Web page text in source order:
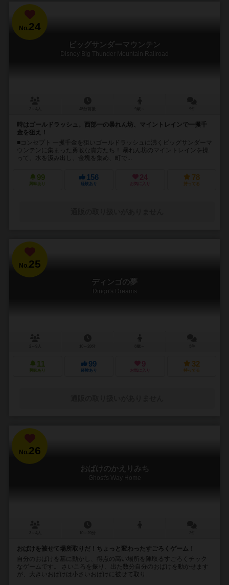
No.24
ビッグサンダーマウンテン
Disney Big Thunder Mountain Railroad
時はゴールドラッシュ。西部一の暴れん坊、マイントレインで一攫千
金を狙え！
■コンセプト 一攫千金を狙いゴールドラッシュに沸くビッグサンダーマ
ウンテンに集まった勇敢な貴方たち！ 暴れん坊のマイントレインを操
って、水を汲み出し、金塊を集め、町で...
99
興味あり
156
経験あり
24
お気に入り
78
持ってる
No.25
ディンゴの夢
Dingo's Dreams
11
興味あり
99
経験あり
9
お気に入り
32
持ってる
No.26
おばけのかえりみち
Ghost's Way Home
おばけを被せて場所取りだ！ちょっと変わったすごろくゲーム！
自分のおばけを墓に動かし、得点の高い場所を陣取るすごろくチック
なゲームです。 さいころを振り、出た数分自分のおばけを動かせます
が、大きいおばけは小さいおばけに被せて取り...